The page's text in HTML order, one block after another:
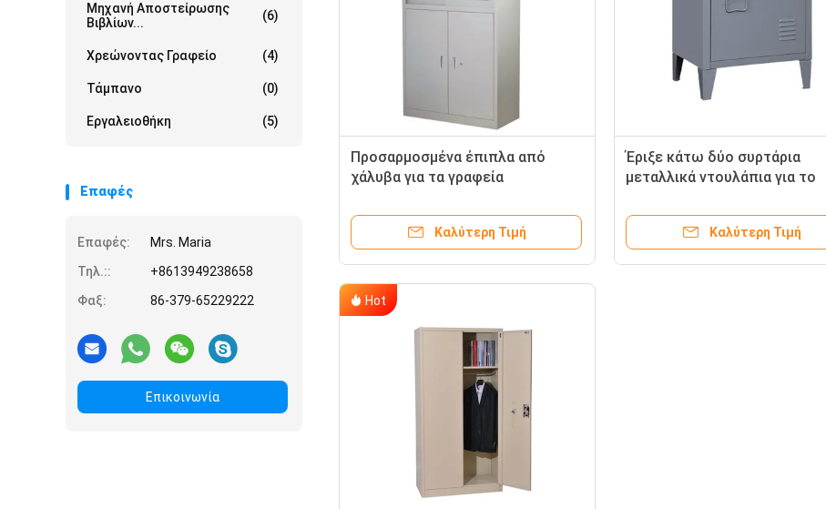
Μηχανή Αποστείρωσης
Βιβλίων...
(6)
Χρεώνοντας Γραφείο (4)
Τάμπανο (0)
Εργαλειοθήκη (5)
Επαφές
Επαφές:
Mrs. Maria
Τηλ.::
+8613949238658
Φαξ:
86-379-65229222
Επικοινωνία
Προσαρμοσμένα έπιπλα από
χάλυβα για τα γραφεία
Καλύτερη Τιμή
Έριξε κάτω δύο συρτάρια
μεταλλικά ντουλάπια για το
Καλύτερη Τιμή
Hot